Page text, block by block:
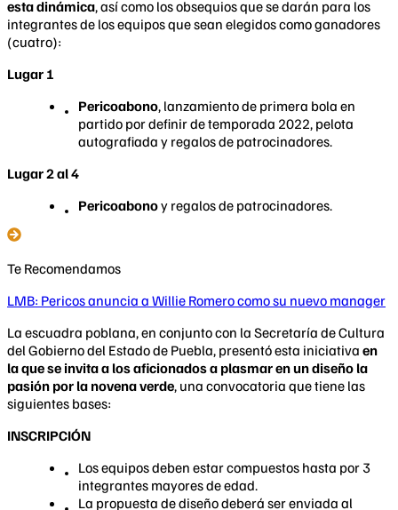
esta dinámica, así como los obsequios que se darán para los
integrantes de los equipos que sean elegidos como ganadores
(cuatro):
Lugar 1
Pericoabono, lanzamiento de primera bola en
partido por definir de temporada 2022, pelota
autografiada y regalos de patrocinadores.
Lugar 2 al 4
Pericoabonoy regalos de patrocinadores.
Te Recomendamos
LMB: Pericos anuncia a Willie Romero como su nuevo manager
La escuadra poblana, en conjunto con la Secretaría de Cultura
del Gobierno del Estado de Puebla, presentó esta iniciativa en
la que se invita a los aficionados a plasmar en un diseño la
pasión por la novena verde, una convocatoria que tiene las
siguientes bases:
INSCRIPCIÓN
Los equipos deben estar compuestos hasta por 3
integrantes mayores de edad.
La propuesta de diseño deberá ser enviada al